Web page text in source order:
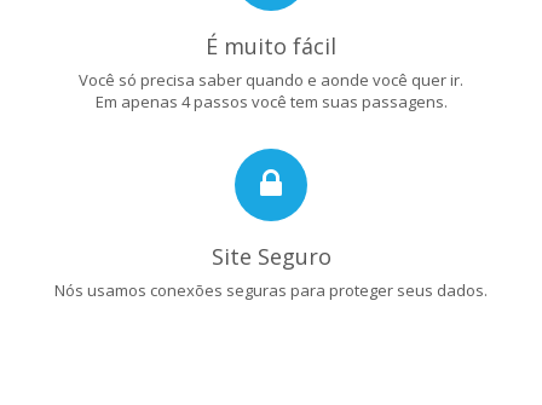
É muito fácil
Você só precisa saber quando e aonde você quer ir.
Em apenas 4 passos você tem suas passagens.
Site Seguro
Nós usamos conexões seguras para proteger seus dados.